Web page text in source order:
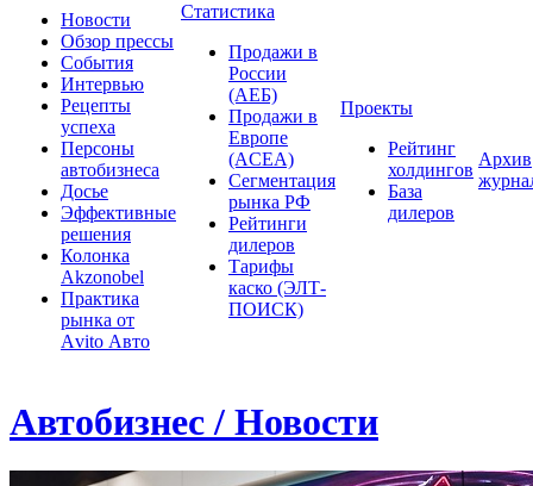
Новости
Обзор прессы
События
Интервью
Рецепты
успеха
Персоны
автобизнеса
Досье
Эффективные
решения
Колонка
Akzonobel
Практика
рынка от
Аvito Авто
Статистика
Продажи в
России
(АЕБ)
Продажи в
Европе
(ACEA)
Сегментация
рынка РФ
Рейтинги
дилеров
Тарифы
каско (ЭЛТ-
ПОИСК)
Проекты
Рейтинг
холдингов
База
дилеров
Архив
Автобизнес / Новости